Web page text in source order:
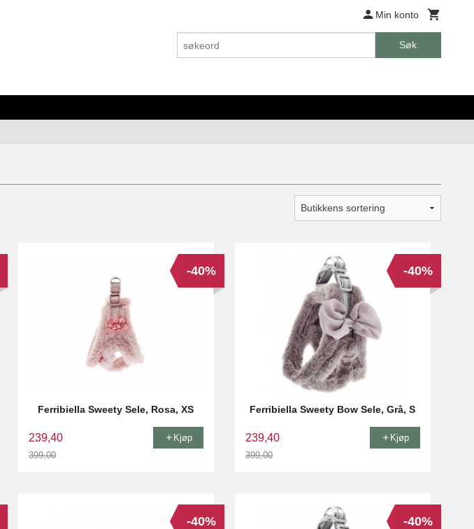
Min konto
Søk
Ferribiella Sweety Sele, Rosa, XS
239,40
399,00
-40%
Kjøp
Ferribiella Sweety Bow Sele, Grå, S
239,40
399,00
-40%
Kjøp
-40% -40%